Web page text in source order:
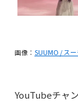
画像： SUUMO / ス
YouTubeチャ